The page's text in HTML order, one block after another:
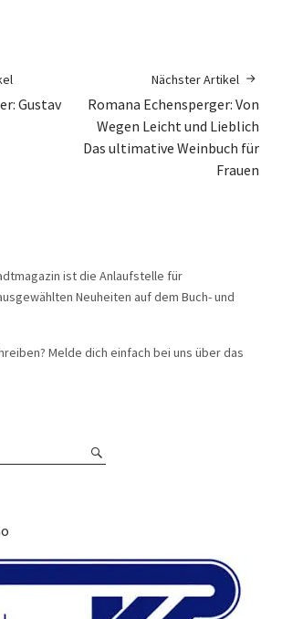
Gustav
Nächster Artikel
Romana Echensperger: Von
Wegen Leicht und Lieblich
Das ultimative Weinbuch für
Frauen
ist die Anlaufstelle für
Neuheiten auf dem Buch- und
Melde dich einfach bei uns über das